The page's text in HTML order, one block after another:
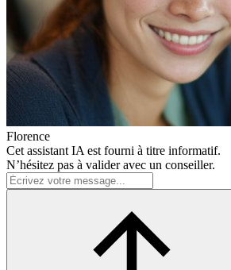
Florence
Cet assistant IA est fourni à titre informatif.
N’hésitez pas à valider avec un conseiller.